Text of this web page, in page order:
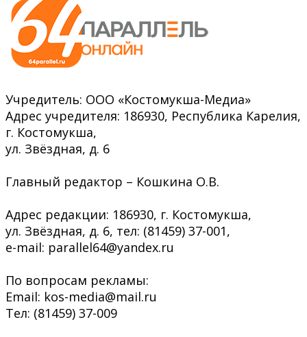
Учредитель: ООО «Костомукша-Медиа»
Адрес учредителя: 186930, Республика Карелия,
г. Костомукша,
ул. Звёздная, д. 6
Главный редактор – Кошкина О.В.
Адрес редакции: 186930, г. Костомукша,
ул. Звёздная, д. 6, тел: (81459) 37-001,
e-mail: parallel64@yandex.ru
По вопросам рекламы:
Email: kos-media@mail.ru
Тел: (81459) 37-009